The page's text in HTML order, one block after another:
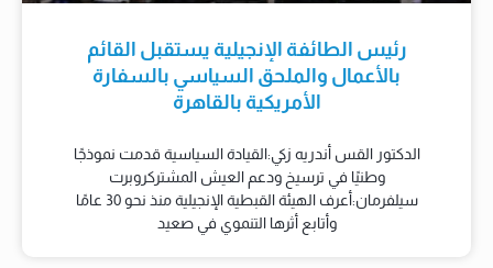
رئيس الطائفة الإنجيلية يستقبل القائم
بالأعمال والملحق السياسي بالسفارة
الأمريكية بالقاهرة
الدكتور القس أندريه زكي:القيادة السياسية قدمت نموذجًا
وطنيًا في ترسيخ ودعم العيش المشتركروبرت
سيلفرمان:أعرف الهيئة القبطية الإنجيلية منذ نحو 30 عامًا
وأتابع أثرها التنموي في صعيد